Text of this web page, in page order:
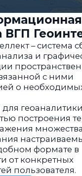
ВГП
– система
и
с ними
о
построения
формате в
от конкретных
пользователя.